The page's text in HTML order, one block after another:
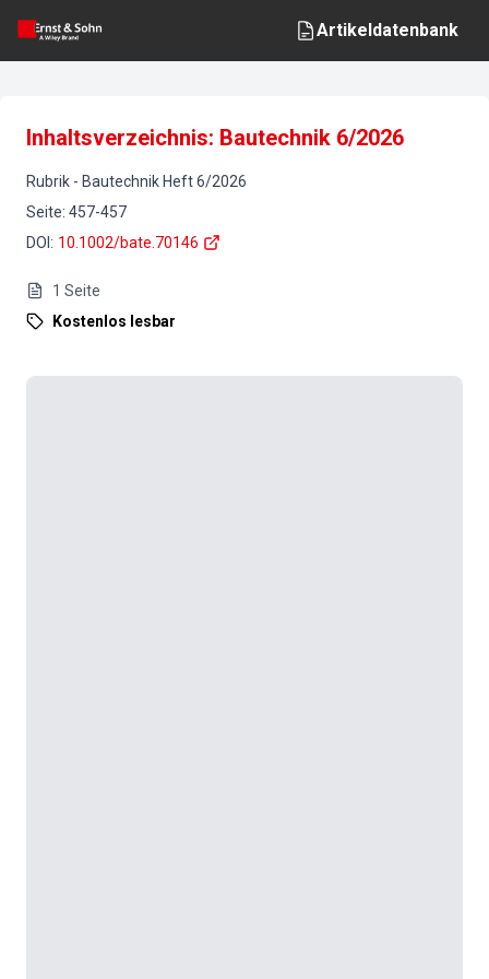
Artikeldatenbank
Inhaltsverzeichnis: Bautechnik 6/2026
Rubrik - Bautechnik Heft6/2026
Seite: 457-457
DOI : 10.1002/bate.70146
1 Seite
Kostenlos lesbar